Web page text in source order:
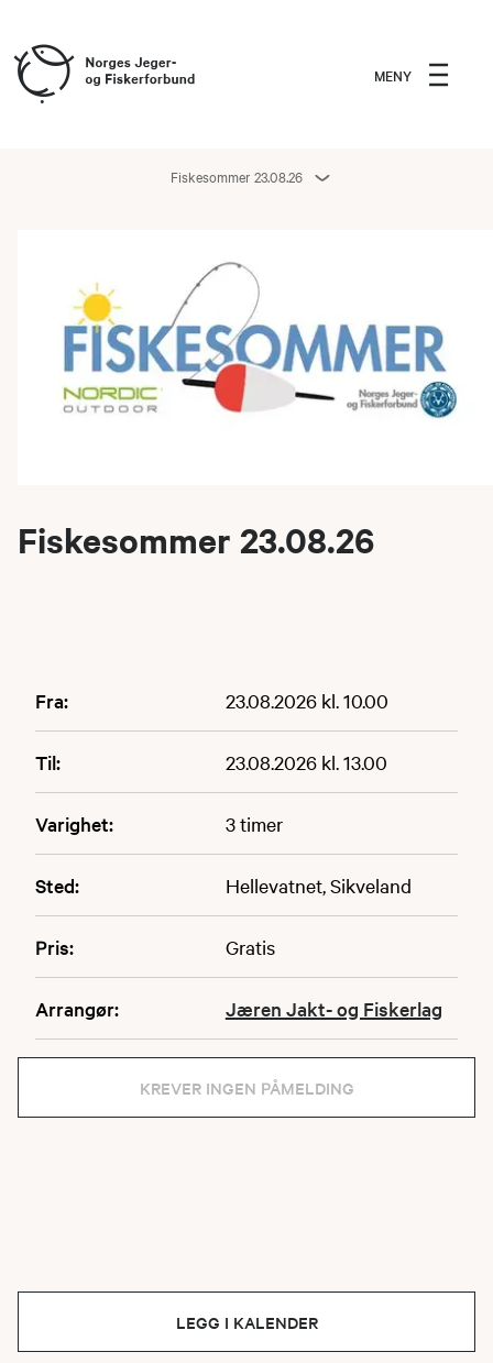
MENY
Fiskesommer 23.08.26
Fiskesommer 23.08.26
Fra: 23.08.2026 kl. 10.00
Til: 23.08.2026 kl. 13.00
Varighet: 3 timer
Sted: Hellevatnet, Sikveland
Pris: Gratis
Arrangør: Jæren Jakt- og Fiskerlag
KREVER INGEN PÅMELDING
LEGG I KALENDER